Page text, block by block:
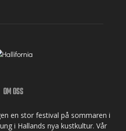
OM OSS
en stor festival på sommaren i
i Hallands nya kustkultur. Vår